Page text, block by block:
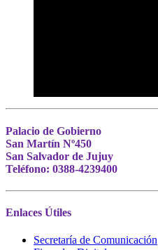
Palacio de Gobierno
San Martín Nº450
San Salvador de Jujuy
Teléfono: 0388-4239400
Enlaces Útiles
Secretaría de Comunicación